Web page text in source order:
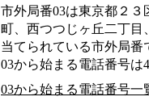
市外局番03は東京都２３
町、西つつじヶ丘二丁目
当てられている市外局番
03から始まる電話番号は
03から始まる電話番号一